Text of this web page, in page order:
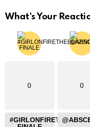
What's Your
0 0